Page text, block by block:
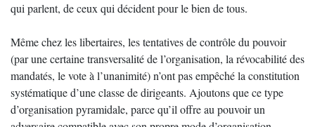
qui parlent, de ceux qui décident pour le bien de tous.
Même chez les libertaires, les tentatives de contrôle du pouvoir
(par une certaine transversalité de l’organisation, la révocabilité des
mandatés, le vote à l’unanimité) n’ont pas empêché la constitution
systématique d’une classe de dirigeants. Ajoutons que ce type
d’organisation pyramidale, parce qu’il offre au pouvoir un